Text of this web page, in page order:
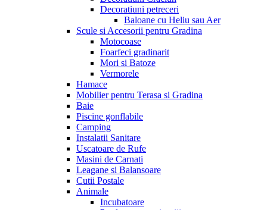
Decoratiuni petreceri
Baloane cu Heliu sau Aer
Scule si Accesorii pentru Gradina
Motocoase
Foarfeci gradinarit
Mori si Batoze
Vermorele
Hamace
Mobilier pentru Terasa si Gradina
Baie
Piscine gonflabile
Camping
Instalatii Sanitare
Uscatoare de Rufe
Masini de Carnati
Leagane si Balansoare
Cutii Postale
Animale
Incubatoare